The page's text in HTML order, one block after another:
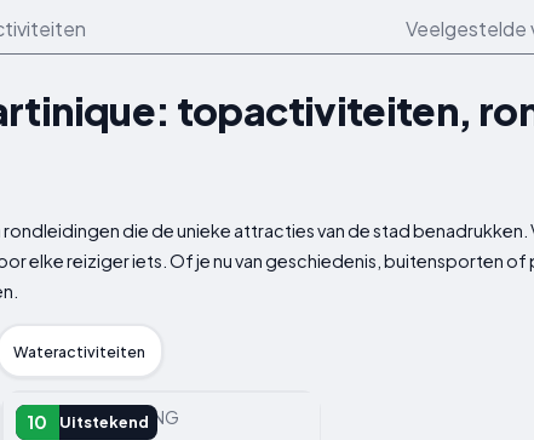
Veelgestelde
topactiviteiten,
die de unieke attracties van de stad benadrukken.
elke reiziger iets. Of je nu van geschiedenis, buitensporten
Wateractiviteiten
10 Uitstekend
PRIVéRONDLEIDING